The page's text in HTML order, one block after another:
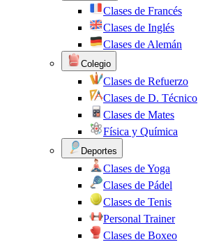
Clases de Francés
Clases de Inglés
Clases de Alemán
Colegio
Clases de Refuerzo
Clases de D. Técnico
Clases de Mates
Física y Química
Deportes
Clases de Yoga
Clases de Pádel
Clases de Tenis
Personal Trainer
Clases de Boxeo